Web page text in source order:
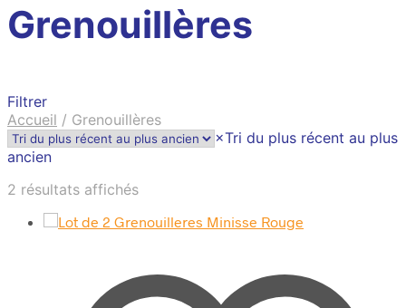
Grenouillères
Filtrer
Accueil / Grenouillères
×Tri du plus récent au plus
ancien
2 résultats affichésTrié
plus
plus
ancien